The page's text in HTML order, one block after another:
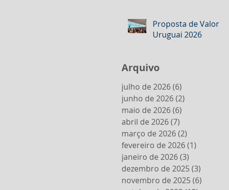
Proposta de Valor
Uruguai 2026
Arquivo
julho de 2026(6)
junho de 2026(2)
maio de 2026(6)
abril de 2026(7)
março de 2026(2)
fevereiro de 2026(1)
janeiro de 2026(3)
dezembro de 2025(3)
novembro de 2025(6)